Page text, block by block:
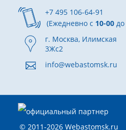
+7 495 106-64-91
(Ежедневно с 10-00 до
г. Москва, Илимская
3Жс2
info@webastomsk.ru
© 2011-2026 Webastomsk.ru